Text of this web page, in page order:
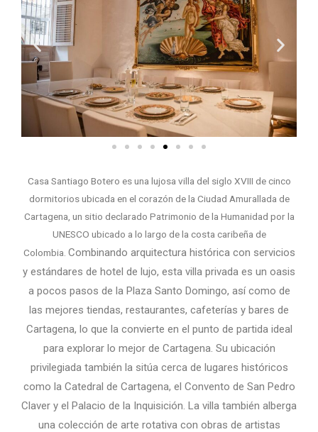
Casa Santiago Botero es una lujosa villa del siglo XVIII de cinco
dormitorios ubicada en el corazón de la Ciudad Amurallada de
Cartagena, un sitio declarado Patrimonio de la Humanidad por la
UNESCO ubicado a lo largo de la costa caribeña de
Colombia. Combinando arquitectura histórica con servicios
y estándares de hotel de lujo, esta villa privada es un oasis
a pocos pasos de la Plaza Santo Domingo, así como de
las mejores tiendas, restaurantes, cafeterías y bares de
Cartagena, lo que la convierte en el punto de partida ideal
para explorar lo mejor de Cartagena. Su ubicación
privilegiada también la sitúa cerca de lugares históricos
como la Catedral de Cartagena, el Convento de San Pedro
Claver y el Palacio de la Inquisición. La villa también alberga
una colección de arte rotativa con obras de artistas